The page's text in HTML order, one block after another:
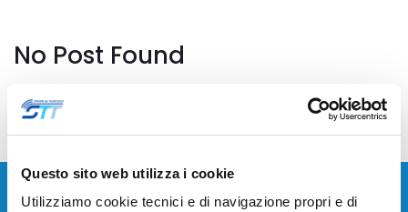
Questo sito web utilizza i cookie
Utilizziamo cookie tecnici e di navigazione propri e di
No Post Found